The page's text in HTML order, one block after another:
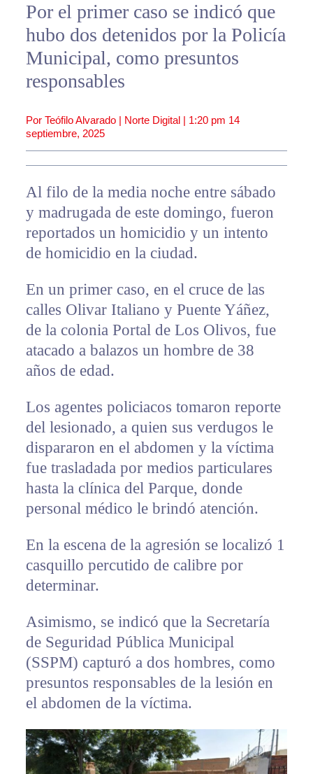
Por el primer caso se indicó que
hubo dos detenidos por la Policía
Municipal, como presuntos
responsables
Por Teófilo Alvarado | Norte Digital | 1:20 pm 14
septiembre, 2025
Al filo de la media noche entre sábado
y madrugada de este domingo, fueron
reportados un homicidio y un intento
de homicidio en la ciudad.
En un primer caso, en el cruce de las
calles Olivar Italiano y Puente Yáñez,
de la colonia Portal de Los Olivos, fue
atacado a balazos un hombre de 38
años de edad.
Los agentes policiacos tomaron reporte
del lesionado, a quien sus verdugos le
dispararon en el abdomen y la víctima
fue trasladada por medios particulares
hasta la clínica del Parque, donde
personal médico le brindó atención.
En la escena de la agresión se localizó 1
casquillo percutido de calibre por
determinar.
Asimismo, se indicó que la Secretaría
de Seguridad Pública Municipal
(SSPM) capturó a dos hombres, como
presuntos responsables de la lesión en
el abdomen de la víctima.